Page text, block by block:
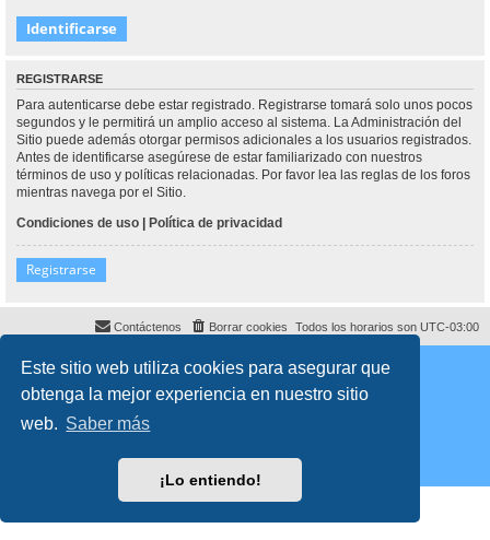
Este sitio web utiliza cookies para asegurar que
obtenga la mejor experiencia en nuestro sitio
web. Saber más
¡Lo entiendo!
REGISTRARSE
Para autenticarse debe estar registrado. Registrarse tomará solo unos pocos
segundos y le permitirá un amplio acceso al sistema. La Administración del
Sitio puede además otorgar permisos adicionales a los usuarios registrados.
Antes de identificarse asegúrese de estar familiarizado con nuestros
términos de uso y políticas relacionadas. Por favor lea las reglas de los foros
mientras navega por el Sitio.
Condiciones de uso | Política de privacidad
Registrarse
Todos los horarios son UTC-03:00
Borrar cookies
Contáctenos
Desarrollado porphpBB ® Forum Software © phpBB Limited
Director:Dr. Sztarkman- Diseñado por ©Abogados Argentinos2023